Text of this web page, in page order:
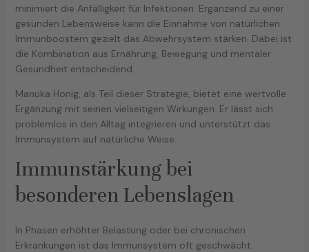
minimiert die Anfälligkeit für Infektionen. Ergänzend zu einer
gesunden Lebensweise kann die Einnahme von natürlichen
Immunboostern gezielt das Abwehrsystem stärken. Dabei ist
die Kombination aus Ernährung, Bewegung und mentaler
Gesundheit entscheidend.
Manuka Honig, als Teil dieser Strategie, bietet eine wertvolle
Ergänzung mit seinen vielseitigen Wirkungen. Er lässt sich
problemlos in den Alltag integrieren und unterstützt das
Immunsystem auf natürliche Weise.
Immunstärkung bei
besonderen Lebenslagen
In Phasen erhöhter Belastung oder bei chronischen
Erkrankungen ist das Immunsystem oft geschwächt.